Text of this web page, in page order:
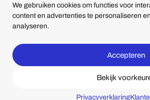
We gebruiken cookies om functies voor
content en advertenties te personaliseren
analyseren.
Accepteren
Bekijk
Privacyverklaring
24/07/2025
Wat betekent
statuscode 422
Unprocessable
Entity?